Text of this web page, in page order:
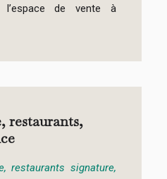
l’espace de vente à
restaurants,
restaurants signature,